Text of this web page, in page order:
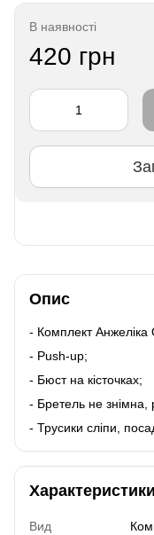
В наявності
420 грн
Опис
- Комплект
- Push-up;
- Бюст на кісточках;
- Бретель не знімна,
- Трусики сліпи,
Характеристики
Вид